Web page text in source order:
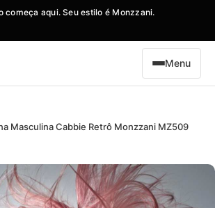
começa aqui. Seu estilo é Monzzani.
Menu
Masculina Cabbie Retrô Monzzani MZ509